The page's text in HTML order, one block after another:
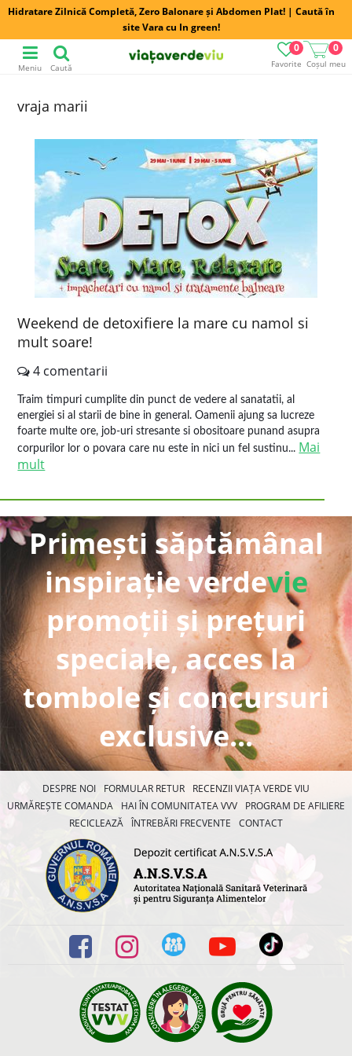
Hidratare Zilnică Completă, Zero Balonare și Abdomen Plat! | Caută în
site Vara cu In green!
Favorite
0
Coșul meu
0
Meniu Caută
vraja marii
Weekend de detoxifiere la mare cu namol si
mult soare!
4 comentarii
Traim timpuri cumplite din punct de vedere al sanatatii, al
energiei si al starii de bine in general. Oamenii ajung sa lucreze
foarte multe ore, job-uri stresante si obositoare punand asupra
corpurilor lor o povara care nu este in nici un fel sustinu... Mai
mult
Primești săptămânal
inspirație verdevie
promoții și prețuri
speciale, acces la
tombole și concursuri
exclusive...
DESPRE NOI FORMULAR RETUR
RECENZII VIAȚA VERDE VIU
URMĂREȘTE COMANDA
HAI ÎN COMUNITATEA VVV
PROGRAM DE AFILIERE
RECICLEAZĂ ÎNTREBĂRI FRECVENTE CONTACT